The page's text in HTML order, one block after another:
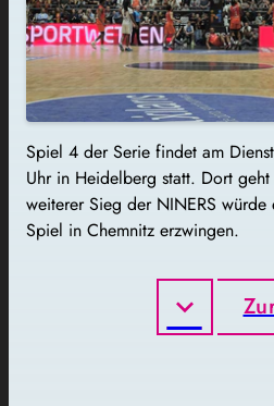
Spiel 4 der Serie findet am
Uhr in Heidelberg statt. Dort
weiterer Sieg der NINERS würde
Spiel in Chemnitz erzwingen.